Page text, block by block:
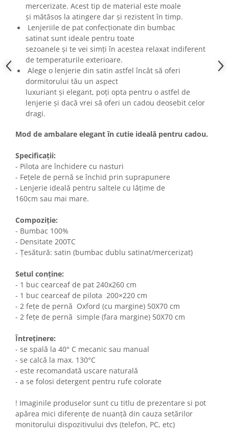
mercerizate. Acest tip de material este moale
și mătăsos la atingere dar și rezistent în timp.
Lenjeriile de pat confecționate din bumbac
satinat sunt ideale pentru toate
sezoanele și te vei simți în acestea relaxat indiferent
de temperaturile exterioare.
Alege o lenjerie din satin astfel încât să oferi
dormitorului tău un aspect
luxuriant și elegant, poți opta pentru o astfel de
lenjerie și dacă vrei să oferi un cadou deosebit celor
dragi.
Mod de ambalare elegant în cutie ideală pentru cadou.
Specificații:
- Pilota are închidere cu nasturi
- Fețele de pernă se închid prin suprapunere
- Lenjerie ideală pentru saltele cu lățime de
160cm sau mai mare.
Compoziție:
- Bumbac 100%
- Densitate 200TC
- Țesătură: satin (bumbac dublu satinat/mercerizat)
Setul conține:
- 1 buc cearceaf de pat 240x260 cm
- 1 buc cearceaf de pilota 200×220 cm
- 2 fețe de pernă Oxford (cu margine) 50X70 cm
- 2 fețe de pernă simple (fara margine) 50X70 cm
Întreținere:
- se spală la 40° C mecanic sau manual
- se calcă la max. 130°C
- este recomandată uscare naturală
- a se folosi detergent pentru rufe colorate
! Imaginile produselor sunt cu titlu de prezentare si pot
apărea mici diferențe de nuanță din cauza setărilor
monitorului dispozitivului dvs (telefon, PC, etc)